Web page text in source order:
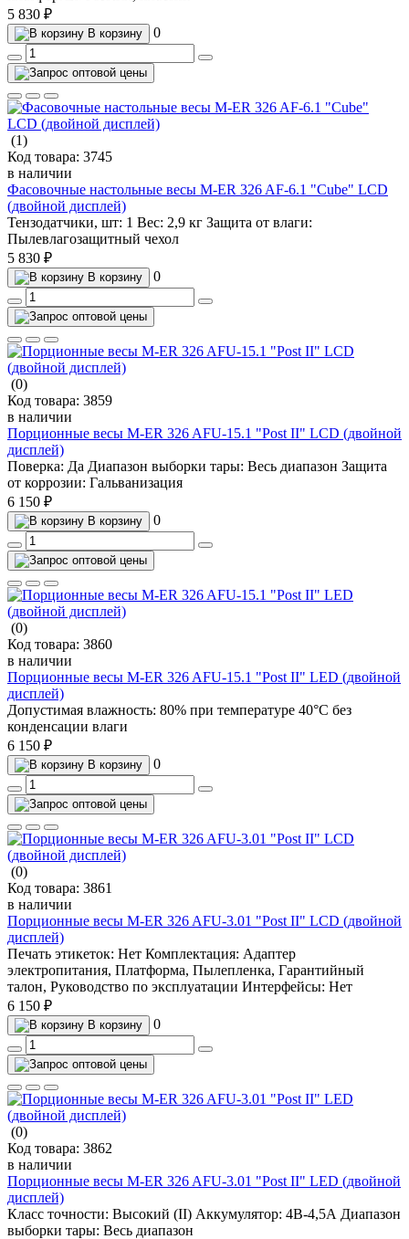
5 830 ₽
В корзину 0
(1)
Код товара: 3745
в наличии
Фасовочные настольные весы M-ER 326 AF-6.1 "Cube" LCD
(двойной дисплей)
Тензодатчики, шт: 1 Вес: 2,9 кг Защита от влаги:
Пылевлагозащитный чехол
5 830 ₽
В корзину 0
(0)
Код товара: 3859
в наличии
Порционные весы M-ER 326 AFU-15.1 "Post II" LCD (двойной
дисплей)
Поверка: Да Диапазон выборки тары: Весь диапазон Защита
от коррозии: Гальванизация
6 150 ₽
В корзину 0
(0)
Код товара: 3860
в наличии
Порционные весы M-ER 326 AFU-15.1 "Post II" LED (двойной
дисплей)
Допустимая влажность: 80% при температуре 40°С без
конденсации влаги
6 150 ₽
В корзину 0
(0)
Код товара: 3861
в наличии
Порционные весы M-ER 326 AFU-3.01 "Post II" LCD (двойной
дисплей)
Печать этикеток: Нет Комплектация: Адаптер
электропитания, Платформа, Пылепленка, Гарантийный
талон, Руководство по эксплуатации Интерфейсы: Нет
6 150 ₽
В корзину 0
(0)
Код товара: 3862
в наличии
Порционные весы M-ER 326 AFU-3.01 "Post II" LED (двойной
дисплей)
Класс точности: Высокий (II) Аккумулятор: 4В-4,5А Диапазон
выборки тары: Весь диапазон